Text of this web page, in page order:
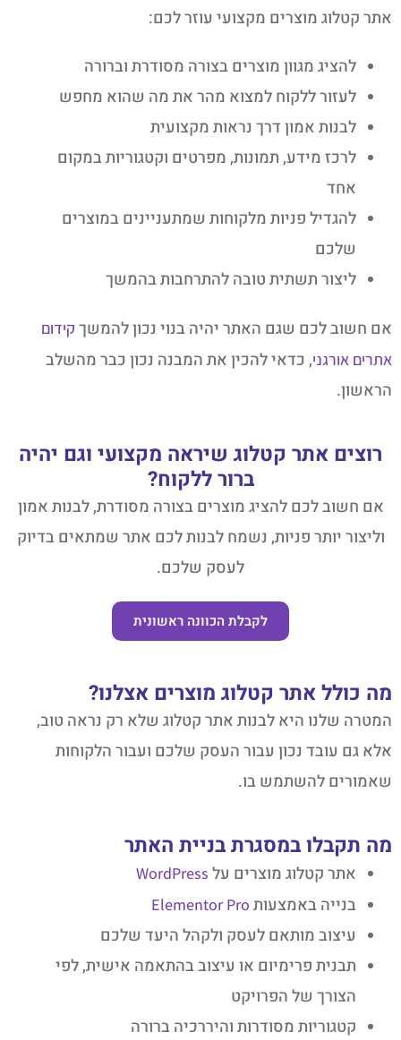
אתר קטלוג מוצרים מקצועי עוזר לכם:
להציג מגוון מוצרים בצורה מסודרת וברורה
לעזור ללקוח למצוא מהר את מה שהוא מחפש
לבנות אמון דרך נראות מקצועית
לרכז מידע, תמונות, מפרטים וקטגוריות במקום
אחד
להגדיל פניות מלקוחות שמתעניינים במוצרים
שלכם
ליצור תשתית טובה להתרחבות בהמשך
אם חשוב לכם שגם האתר יהיה בנוי נכון להמשךקידום
אתרים אורגני, כדאי להכין את המבנה נכון כבר מהשלב
הראשון.
רוצים אתר קטלוג שיראה מקצועי וגם יהיה
ברור ללקוח?
אם חשוב לכם להציג מוצרים בצורה מסודרת, לבנות אמון
וליצור יותר פניות, נשמח לבנות לכם אתר שמתאים בדיוק
לעסק שלכם.
לקבלת הכוונה ראשונית
מה כולל אתר קטלוג מוצרים אצלנו?
המטרה שלנו היא לבנות אתר קטלוג שלא רק נראה טוב,
אלא גם עובד נכון עבור העסק שלכם ועבור הלקוחות
שאמורים להשתמש בו.
מה תקבלו במסגרת בניית האתר
אתר קטלוג מוצרים על WordPress
בנייה באמצעות Elementor Pro
עיצוב מותאם לעסק ולקהל היעד שלכם
תבנית פרימיום או עיצוב בהתאמה אישית, לפי
הצורך של הפרויקט
קטגוריות מסודרות והיררכיה ברורה